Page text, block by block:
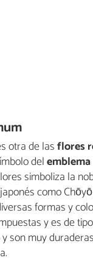
otra de lasflores
del
simboliza la
como
formas y
y es de
son muy